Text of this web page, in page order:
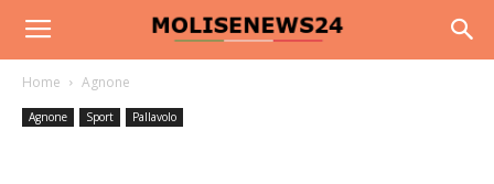
Home Agnone
Agnone Sport Pallavolo